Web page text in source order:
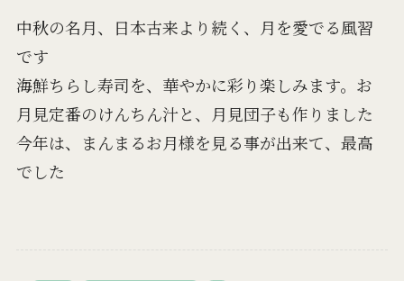
中秋の名月、日本古来より続く、月を愛でる風習
です
海鮮ちらし寿司を、華やかに彩り楽しみます。お
月見定番のけんちん汁と、月見団子も作りました
今年は、まんまるお月様を見る事が出来て、最高
でした